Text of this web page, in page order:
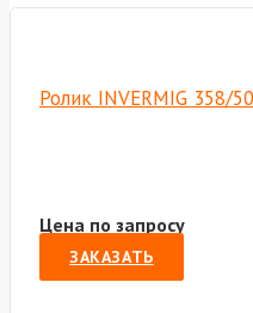
Ролик INVERMIG 358/
Цена по запросу
ЗАКАЗАТЬ